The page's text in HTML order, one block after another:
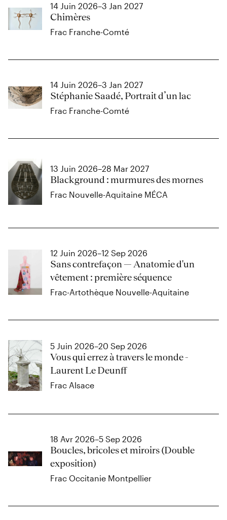
14 Juin 2026–3 Jan 2027
Chimères
Frac Franche-Comté
14 Juin 2026–3 Jan 2027
Stéphanie Saadé, Portrait d’un lac
Frac Franche-Comté
13 Juin 2026–28 Mar 2027
Blackground : murmures des mornes
Frac Nouvelle-Aquitaine MÉCA
12 Juin 2026–12 Sep 2026
Sans contrefaçon — Anatomie d'un
vêtement : première séquence
Frac-Artothèque Nouvelle-Aquitaine
5 Juin 2026–20 Sep 2026
Vous qui errez à travers le monde -
Laurent Le Deunff
Frac Alsace
18 Avr 2026–5 Sep 2026
Boucles, bricoles et miroirs (Double
exposition)
Frac Occitanie Montpellier